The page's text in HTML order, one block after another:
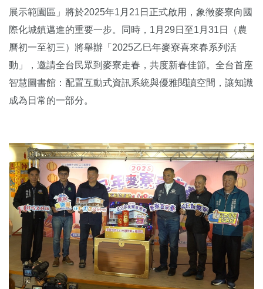
展示範園區」將於2025年1月21日正式啟用，象徵麥寮向國
際化城鎮邁進的重要一步。同時，1月29日至1月31日（農
曆初一至初三）將舉辦「2025乙巳年麥寮喜來春系列活
動」，邀請全台民眾到麥寮走春，共度新春佳節。全台首座
智慧圖書館：配置互動式資訊系統與優雅閱讀空間，讓知識
成為日常的一部分。